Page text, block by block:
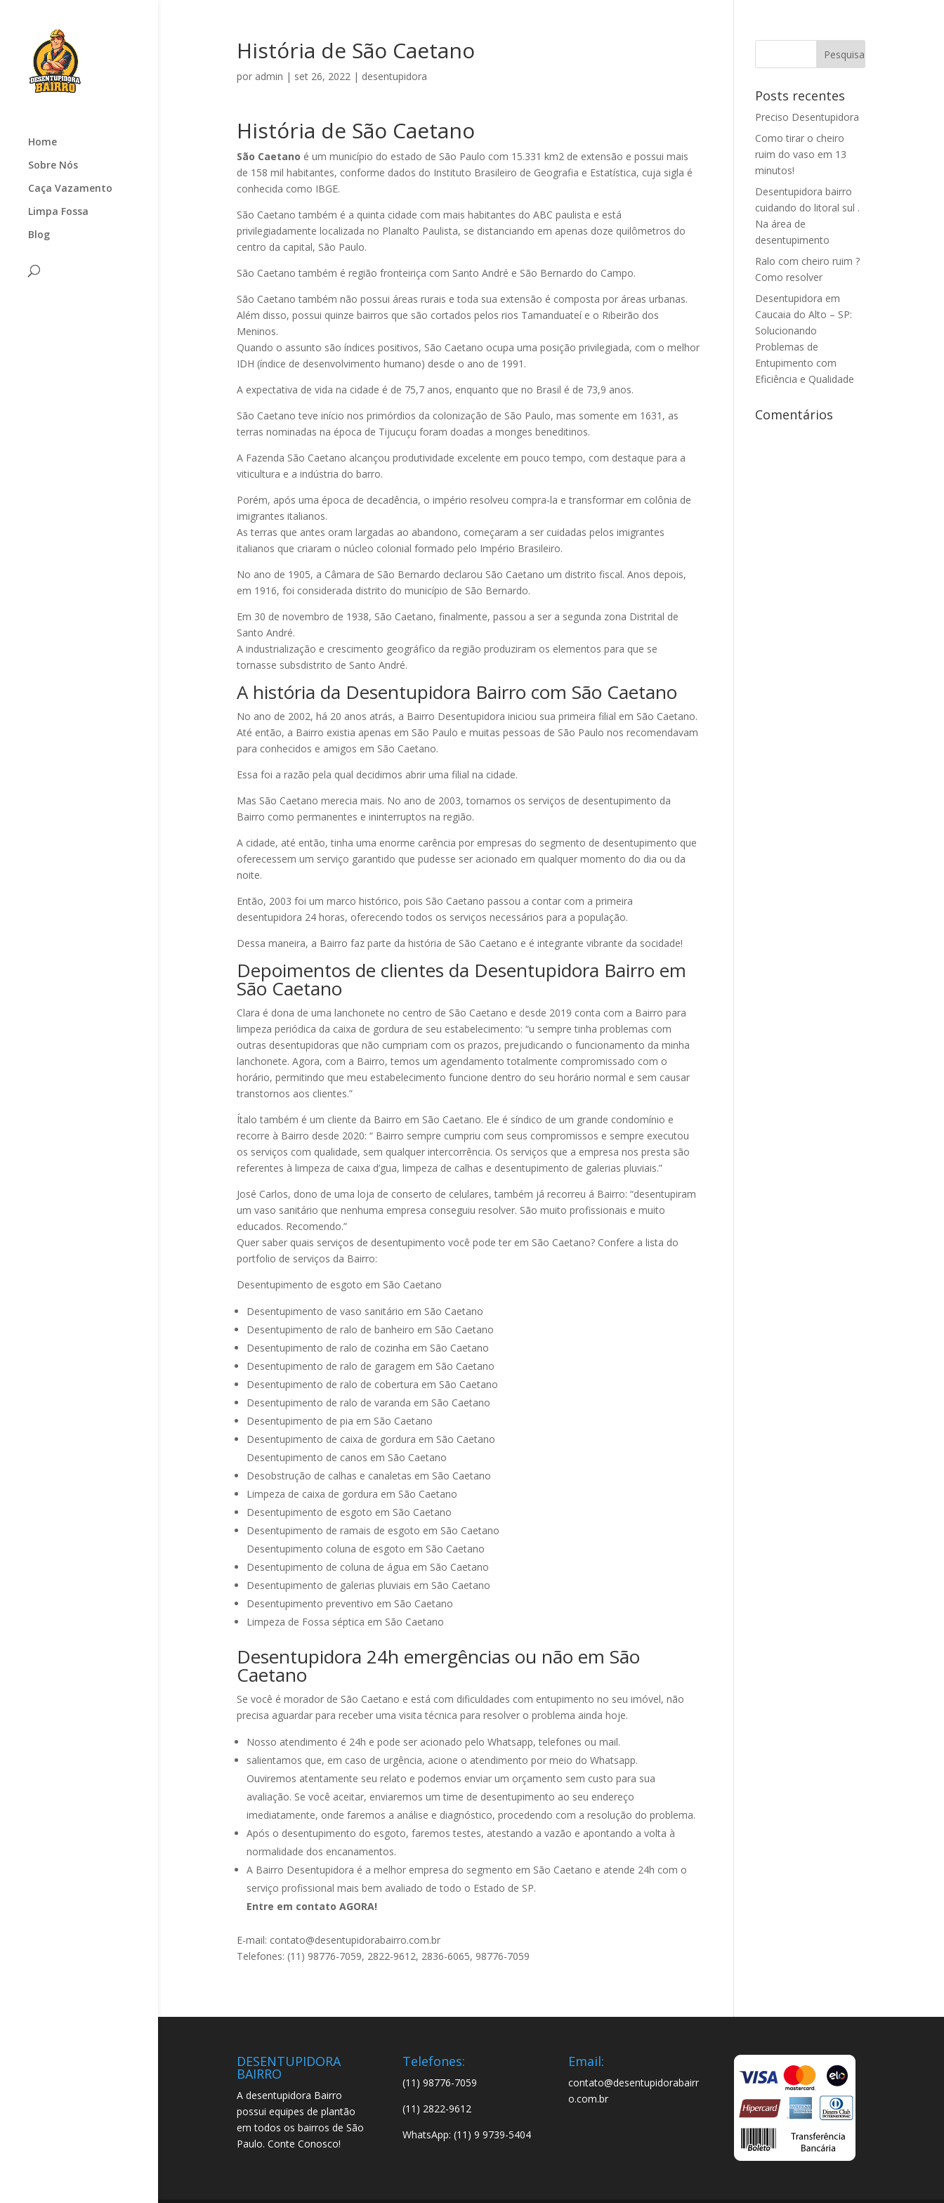
Home
Sobre Nós
Caça Vazamento
Limpa Fossa
Blog
História de São Caetano
por admin | set 26, 2022| desentupidora
História de São Caetano
São Caetano é um município do estado de São Paulo com 15.331 km2 de extensão e possui mais
de 158 mil habitantes, conforme dados do Instituto Brasileiro de Geografia e Estatística, cuja sigla é
conhecida como IBGE.
São Caetano também é a quinta cidade com mais habitantes do ABC paulista e está
privilegiadamente localizada no Planalto Paulista, se distanciando em apenas doze quilômetros do
centro da capital, São Paulo.
São Caetano também é região fronteiriça com Santo André e São Bernardo do Campo.
São Caetano também não possui áreas rurais e toda sua extensão é composta por áreas urbanas.
Além disso, possui quinze bairros que são cortados pelos rios Tamanduateí e o Ribeirão dos
Meninos.
Quando o assunto são índices positivos, São Caetano ocupa uma posição privilegiada, com o melhor
IDH (índice de desenvolvimento humano) desde o ano de 1991.
A expectativa de vida na cidade é de 75,7 anos, enquanto que no Brasil é de 73,9 anos.
São Caetano teve início nos primórdios da colonização de São Paulo, mas somente em 1631, as
terras nominadas na época de Tijucuçu foram doadas a monges beneditinos.
A Fazenda São Caetano alcançou produtividade excelente em pouco tempo, com destaque para a
viticultura e a indústria do barro.
Porém, após uma época de decadência, o império resolveu compra-la e transformar em colônia de
imigrantes italianos.
As terras que antes oram largadas ao abandono, começaram a ser cuidadas pelos imigrantes
italianos que criaram o núcleo colonial formado pelo Império Brasileiro.
No ano de 1905, a Câmara de São Bernardo declarou São Caetano um distrito fiscal. Anos depois,
em 1916, foi considerada distrito do município de São Bernardo.
Em 30 de novembro de 1938, São Caetano, finalmente, passou a ser a segunda zona Distrital de
Santo André.
A industrialização e crescimento geográfico da região produziram os elementos para que se
tornasse subsdistrito de Santo André.
A história da Desentupidora Bairro com São Caetano
No ano de 2002, há 20 anos atrás, a Bairro Desentupidora iniciou sua primeira filial em São Caetano.
Até então, a Bairro existia apenas em São Paulo e muitas pessoas de São Paulo nos recomendavam
para conhecidos e amigos em São Caetano.
Essa foi a razão pela qual decidimos abrir uma filial na cidade.
Mas São Caetano merecia mais. No ano de 2003, tornamos os serviços de desentupimento da
Bairro como permanentes e ininterruptos na região.
A cidade, até então, tinha uma enorme carência por empresas do segmento de desentupimento que
oferecessem um serviço garantido que pudesse ser acionado em qualquer momento do dia ou da
noite.
Então, 2003 foi um marco histórico, pois São Caetano passou a contar com a primeira
desentupidora 24 horas, oferecendo todos os serviços necessários para a população.
Dessa maneira, a Bairro faz parte da história de São Caetano e é integrante vibrante da socidade!
Depoimentos de clientes da Desentupidora Bairro em
São Caetano
Clara é dona de uma lanchonete no centro de São Caetano e desde 2019 conta com a Bairro para
limpeza periódica da caixa de gordura de seu estabelecimento: “u sempre tinha problemas com
outras desentupidoras que não cumpriam com os prazos, prejudicando o funcionamento da minha
lanchonete. Agora, com a Bairro, temos um agendamento totalmente compromissado com o
horário, permitindo que meu estabelecimento funcione dentro do seu horário normal e sem causar
transtornos aos clientes.”
Ítalo também é um cliente da Bairro em São Caetano. Ele é síndico de um grande condomínio e
recorre à Bairro desde 2020: “ Bairro sempre cumpriu com seus compromissos e sempre executou
os serviços com qualidade, sem qualquer intercorrência. Os serviços que a empresa nos presta são
referentes à limpeza de caixa d’gua, limpeza de calhas e desentupimento de galerias pluviais.”
José Carlos, dono de uma loja de conserto de celulares, também já recorreu á Bairro: “desentupiram
um vaso sanitário que nenhuma empresa conseguiu resolver. São muito profissionais e muito
educados. Recomendo.”
Quer saber quais serviços de desentupimento você pode ter em São Caetano? Confere a lista do
portfolio de serviços da Bairro:
Desentupimento de esgoto em São Caetano
Desentupimento de vaso sanitário em São Caetano
Desentupimento de ralo de banheiro em São Caetano
Desentupimento de ralo de cozinha em São Caetano
Desentupimento de ralo de garagem em São Caetano
Desentupimento de ralo de cobertura em São Caetano
Desentupimento de ralo de varanda em São Caetano
Desentupimento de pia em São Caetano
Desentupimento de caixa de gordura em São Caetano
Desentupimento de canos em São Caetano
Desobstrução de calhas e canaletas em São Caetano
Limpeza de caixa de gordura em São Caetano
Desentupimento de esgoto em São Caetano
Desentupimento de ramais de esgoto em São Caetano
Desentupimento coluna de esgoto em São Caetano
Desentupimento de coluna de água em São Caetano
Desentupimento de galerias pluviais em São Caetano
Desentupimento preventivo em São Caetano
Limpeza de Fossa séptica em São Caetano
Desentupidora 24h emergências ou não em São
Caetano
Se você é morador de São Caetano e está com dificuldades com entupimento no seu imóvel, não
precisa aguardar para receber uma visita técnica para resolver o problema ainda hoje.
Nosso atendimento é 24h e pode ser acionado pelo Whatsapp, telefones ou mail.
salientamos que, em caso de urgência, acione o atendimento por meio do Whatsapp.
Ouviremos atentamente seu relato e podemos enviar um orçamento sem custo para sua
avaliação. Se você aceitar, enviaremos um time de desentupimento ao seu endereço
imediatamente, onde faremos a análise e diagnóstico, procedendo com a resolução do problema.
Após o desentupimento do esgoto, faremos testes, atestando a vazão e apontando a volta à
normalidade dos encanamentos.
A Bairro Desentupidora é a melhor empresa do segmento em São Caetano e atende 24h com o
serviço profissional mais bem avaliado de todo o Estado de SP.
Entre em contato AGORA!
E-mail: contato@desentupidorabairro.com.br
Telefones: (11) 98776-7059, 2822-9612, 2836-6065, 98776-7059
Posts recentes
Preciso Desentupidora
Como tirar o cheiro
ruim do vaso em 13
minutos!
Desentupidora bairro
cuidando do litoral sul .
Na área de
desentupimento
Ralo com cheiro ruim ?
Como resolver
Desentupidora em
Caucaia do Alto – SP:
Solucionando
Problemas de
Entupimento com
Eficiência e Qualidade
Comentários
DESENTUPIDORA
BAIRRO
A desentupidora Bairro
possui equipes de plantão
em todos os bairros de São
Paulo. Conte Conosco!
Telefones:
(11) 98776-7059
(11) 2822-9612
WhatsApp: (11) 9 9739-5404
Email:
contato@desentupidorabairr
o.com.br